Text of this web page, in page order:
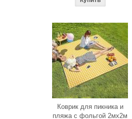
Коврик для пикника и
пляжа с фольгой 2мх2м